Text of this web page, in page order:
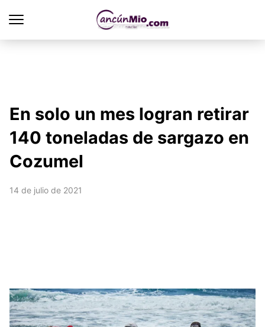
En solo un mes logran retirar
140 toneladas de sargazo en
Cozumel
14 de julio de 2021